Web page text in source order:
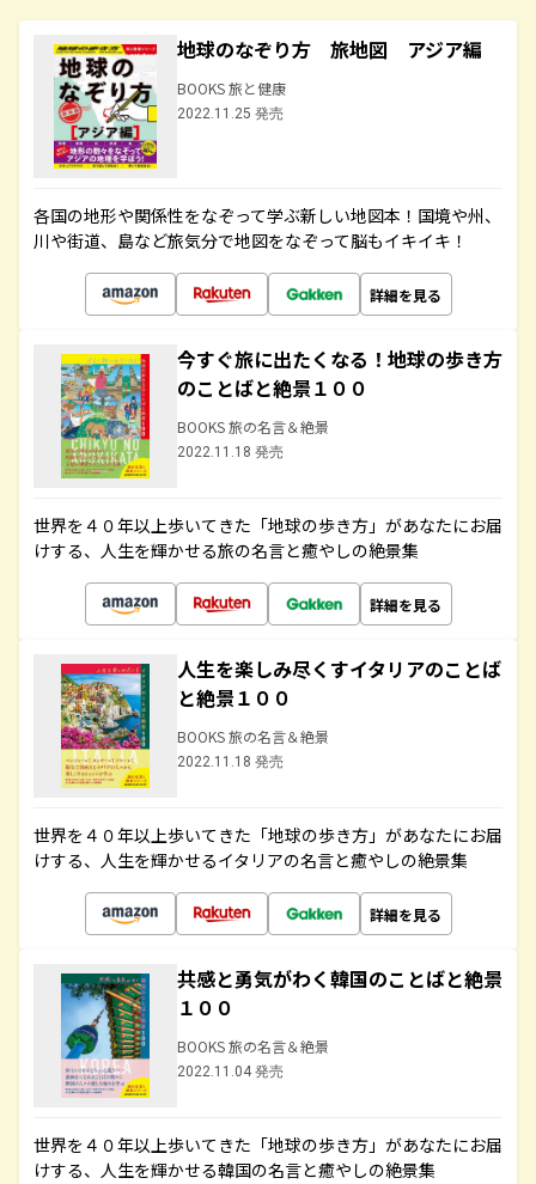
地球のなぞり方 旅地図 アジア編
BOOKS 旅と健康
2022.11.25 発売
各国の地形や関係性をなぞって学ぶ新しい地図本！国境や州、
川や街道、島など旅気分で地図をなぞって脳もイキイキ！
詳細を見る
今すぐ旅に出たくなる！地球の歩き方
のことばと絶景１００
BOOKS 旅の名言＆絶景
2022.11.18 発売
世界を４０年以上歩いてきた「地球の歩き方」があなたにお届
けする、人生を輝かせる旅の名言と癒やしの絶景集
詳細を見る
人生を楽しみ尽くすイタリアのことば
と絶景１００
BOOKS 旅の名言＆絶景
2022.11.18 発売
世界を４０年以上歩いてきた「地球の歩き方」があなたにお届
けする、人生を輝かせるイタリアの名言と癒やしの絶景集
詳細を見る
共感と勇気がわく韓国のことばと絶景
１００
BOOKS 旅の名言＆絶景
2022.11.04 発売
世界を４０年以上歩いてきた「地球の歩き方」があなたにお届
けする、人生を輝かせる韓国の名言と癒やしの絶景集